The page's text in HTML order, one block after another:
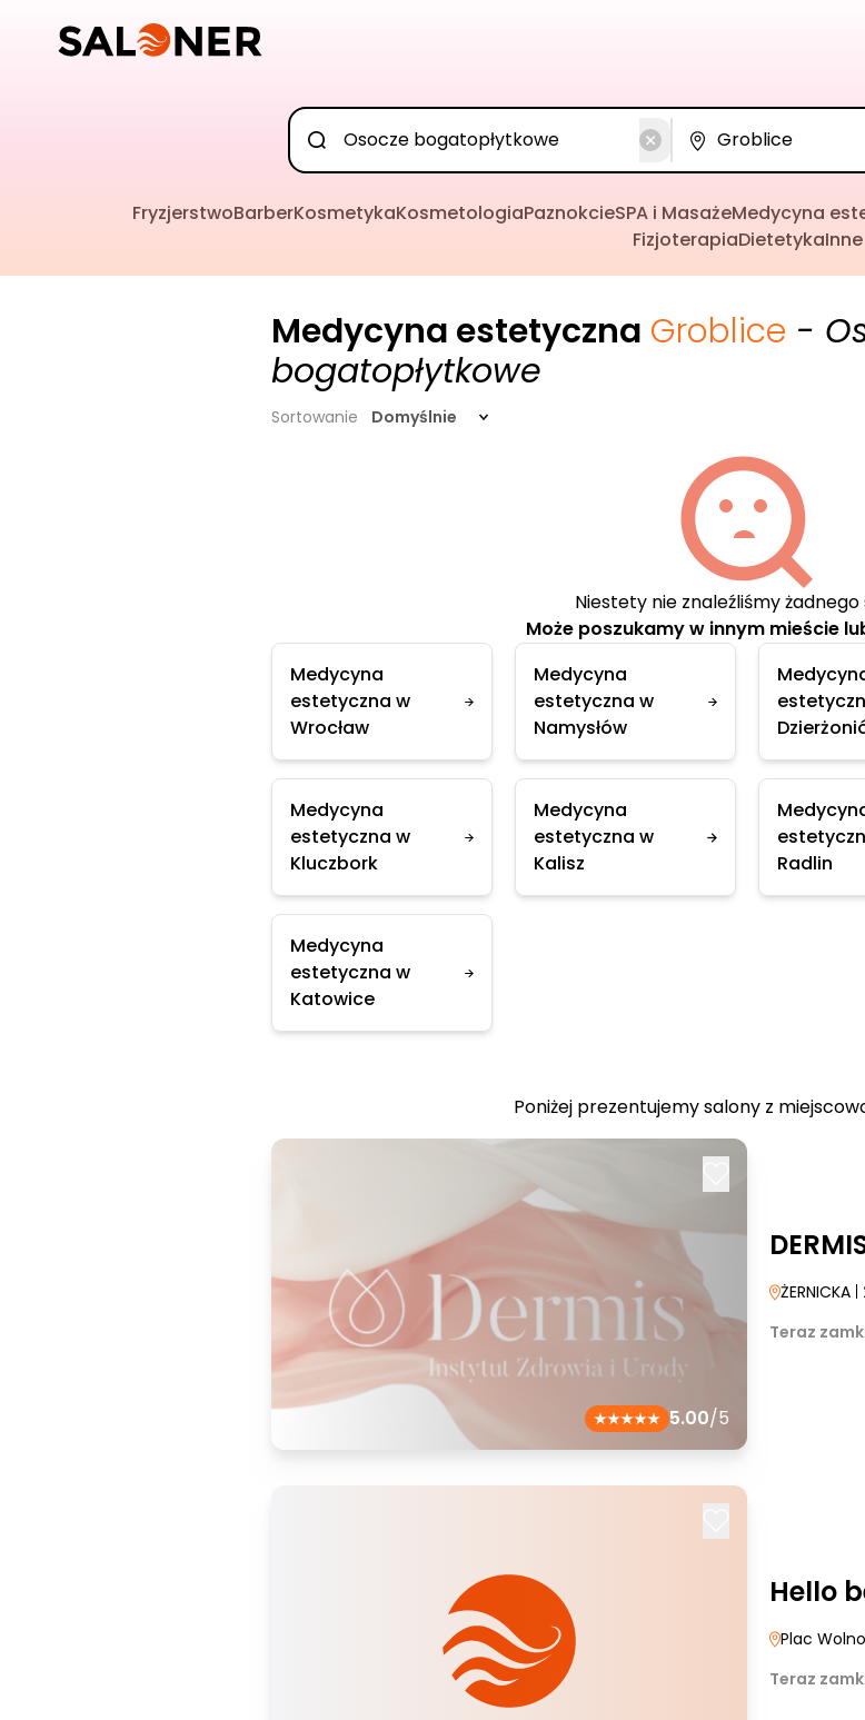
FryzjerstwoBarberKosmetykaKosmetologiaPaznokcieSPA i MasażeMedycyna
FizjoterapiaDietetykaInne
Medycyna estetyczna Groblice -
bogatopłytkowe
Sortowanie Domyślnie
Niestety nie znaleźliśmy żadnego
Może poszukamy w innym mieście
Medycyna
estetyczna w
Wrocław
Medycyna
estetyczna w
Namysłów
Medycyna
estetyczna w
Kluczbork
Medycyna
estetyczna w
Kalisz
Radlin
Medycyna
estetyczna w
Katowice
Poniżej prezentujemy salony z
5.00/5
ŻERNICKA
Teraz
Hello
Plac
Teraz